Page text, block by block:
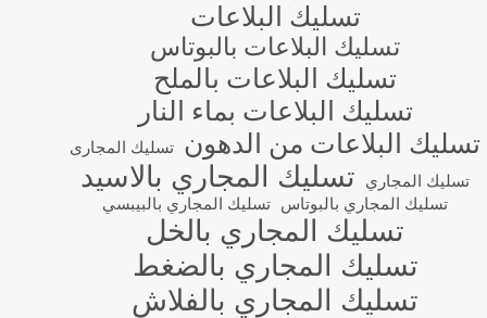
تسليك البلاعات
تسليك البلاعات بالبوتاس
تسليك البلاعات بالملح
تسليك البلاعات بماء النار
تسليك البلاعات من الدهون تسليك المجارى
تسليك المجاري
تسليك المجاري بالاسيد
تسليك المجاري بالبوتاس تسليك المجاري بالبيبسي
تسليك المجاري بالخل
تسليك المجاري بالضغط
تسليك المجاري بالفلاش